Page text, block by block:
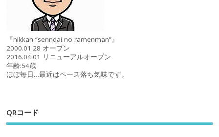
『nikkan “senndai no ramenman”』
2000.01.28 オープン
2016.04.01 リニューアルオープン
年齢:54歳
ほぼ毎日…最近はペース落ち気味です。
QRコード